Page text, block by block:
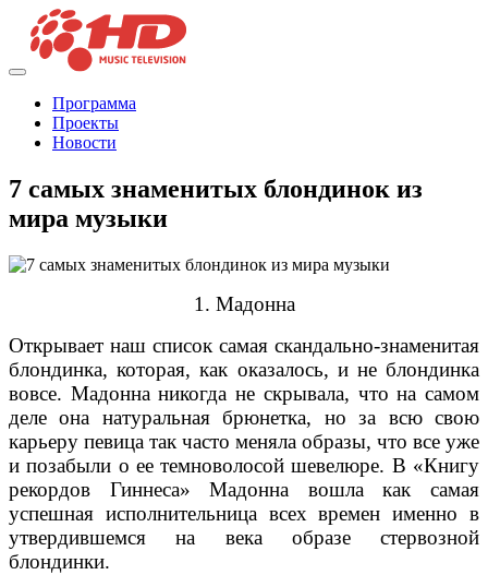
Программа
Проекты
Новости
7 самых знаменитых блондинок из
мира музыки
1. Мадонна
Открывает наш список самая скандально-знаменитая
блондинка, которая, как оказалось, и не блондинка
вовсе. Мадонна никогда не скрывала, что на самом
деле она натуральная брюнетка, но за всю свою
карьеру певица так часто меняла образы, что все уже
и позабыли о ее темноволосой шевелюре. В «Книгу
рекордов Гиннеса» Мадонна вошла как самая
успешная исполнительница всех времен именно в
утвердившемся на века образе стервозной
блондинки.